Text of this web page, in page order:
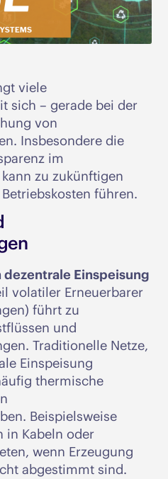
viele
sich – gerade bei der
von
Insbesondere die
im
zu zukünftigen
führen.
Einspeisung
volatiler Erneuerbarer
führt zu
und
Traditionelle Netze,
Einspeisung
thermische
Beispielsweise
in Kabeln oder
wenn Erzeugung
abgestimmt sind.